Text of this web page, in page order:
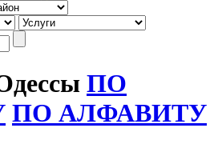
ПО
ПО АЛФАВИТУ